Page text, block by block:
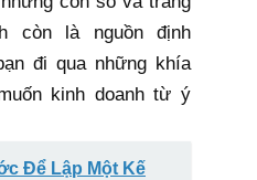
còn là nguồn định
đi qua những khía
kinh doanh từ ý
Để Lập Một Kế